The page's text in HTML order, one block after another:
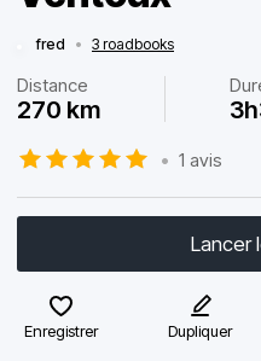
fred • 3 roadbooks
Distance
270 km
• 1 avis
Lancer
Enregistrer Dupliquer